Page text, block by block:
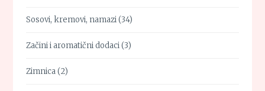
Sosovi, kremovi, namazi(34)
Začini i aromatični dodaci(3)
Zimnica(2)